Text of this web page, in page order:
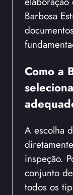
Barbosa
Como a
A escolha
inspeção.
conjunto
todos os